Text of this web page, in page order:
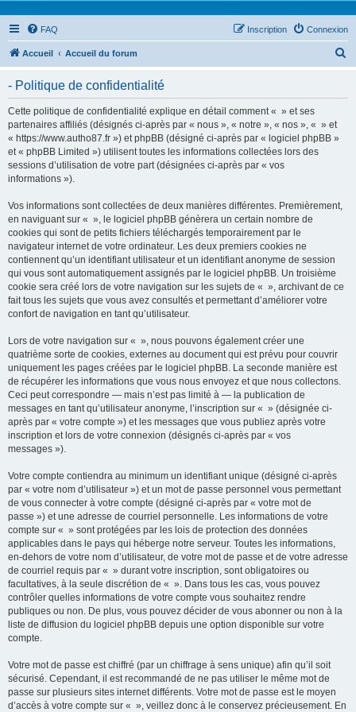
FAQ Connexion
Inscription
Accueil Accueil du forum
- Politique de confidentialité
Cette politique de confidentialité explique en détail comment « » et ses
partenaires affiliés (désignés ci-après par « nous », « notre », « nos », « » et
« https://www.autho87.fr ») et phpBB (désigné ci-après par « logiciel phpBB »
et « phpBB Limited ») utilisent toutes les informations collectées lors des
sessions d’utilisation de votre part (désignées ci-après par « vos
informations »).
Vos informations sont collectées de deux manières différentes. Premièrement,
en naviguant sur « », le logiciel phpBB génèrera un certain nombre de
cookies qui sont de petits fichiers téléchargés temporairement par le
navigateur internet de votre ordinateur. Les deux premiers cookies ne
contiennent qu’un identifiant utilisateur et un identifiant anonyme de session
qui vous sont automatiquement assignés par le logiciel phpBB. Un troisième
cookie sera créé lors de votre navigation sur les sujets de « », archivant de ce
fait tous les sujets que vous avez consultés et permettant d’améliorer votre
confort de navigation en tant qu’utilisateur.
Lors de votre navigation sur « », nous pouvons également créer une
quatrième sorte de cookies, externes au document qui est prévu pour couvrir
uniquement les pages créées par le logiciel phpBB. La seconde manière est
de récupérer les informations que vous nous envoyez et que nous collectons.
Ceci peut correspondre — mais n’est pas limité à — la publication de
messages en tant qu’utilisateur anonyme, l’inscription sur « » (désignée ci-
après par « votre compte ») et les messages que vous publiez après votre
inscription et lors de votre connexion (désignés ci-après par « vos
messages »).
Votre compte contiendra au minimum un identifiant unique (désigné ci-après
par « votre nom d’utilisateur ») et un mot de passe personnel vous permettant
de vous connecter à votre compte (désigné ci-après par « votre mot de
passe ») et une adresse de courriel personnelle. Les informations de votre
compte sur « » sont protégées par les lois de protection des données
applicables dans le pays qui héberge notre serveur. Toutes les informations,
en-dehors de votre nom d’utilisateur, de votre mot de passe et de votre adresse
de courriel requis par « » durant votre inscription, sont obligatoires ou
facultatives, à la seule discrétion de « ». Dans tous les cas, vous pouvez
contrôler quelles informations de votre compte vous souhaitez rendre
publiques ou non. De plus, vous pouvez décider de vous abonner ou non à la
liste de diffusion du logiciel phpBB depuis une option disponible sur votre
compte.
Votre mot de passe est chiffré (par un chiffrage à sens unique) afin qu’il soit
sécurisé. Cependant, il est recommandé de ne pas utiliser le même mot de
passe sur plusieurs sites internet différents. Votre mot de passe est le moyen
d’accès à votre compte sur « », veillez donc à le conservez précieusement. En